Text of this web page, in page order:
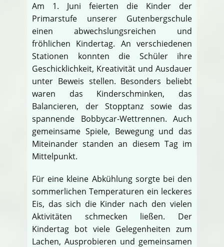
Am 1. Juni feierten die Kinder der
Primarstufe unserer Gutenbergschule
einen abwechslungsreichen und
fröhlichen Kindertag. An verschiedenen
Stationen konnten die Schüler ihre
Geschicklichkeit, Kreativität und Ausdauer
unter Beweis stellen. Besonders beliebt
waren das Kinderschminken, das
Balancieren, der Stopptanz sowie das
spannende Bobbycar-Wettrennen. Auch
gemeinsame Spiele, Bewegung und das
Miteinander standen an diesem Tag im
Mittelpunkt.
Für eine kleine Abkühlung sorgte bei den
sommerlichen Temperaturen ein leckeres
Eis, das sich die Kinder nach den vielen
Aktivitäten schmecken ließen. Der
Kindertag bot viele Gelegenheiten zum
Lachen, Ausprobieren und gemeinsamen